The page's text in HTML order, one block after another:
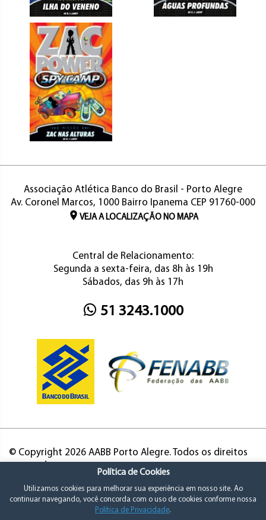
Associação Atlética Banco do Brasil - Porto Alegre
Av. Coronel Marcos, 1000 Bairro Ipanema CEP 91760-000
VEJA A LOCALIZAÇÃO NO MAPA
Central de Relacionamento:
Segunda a sexta-feira, das 8h às 19h
Sábados, das 9h às 17h
51 3243.1000
© Copyright 2026 AABB Porto Alegre. Todos os direitos
Política de Cookies
Utilizamos cookies para melhorar sua experiência em nosso site. Ao
continuar navegando, você concorda com o uso de cookies conforme nossa
Política de Privacidade.